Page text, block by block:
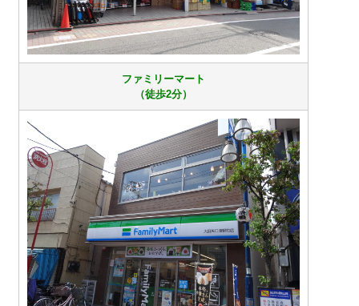
ファミリーマート
（徒歩2分）